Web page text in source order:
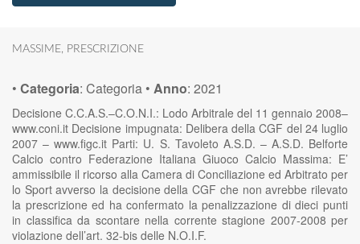
MASSIME, PRESCRIZIONE
• Categoria: Categoria • Anno: 2021
Decisione C.C.A.S.–C.O.N.I.: Lodo Arbitrale del 11 gennaio 2008–
www.coni.it Decisione impugnata: Delibera della CGF del 24 luglio
2007 – www.figc.it Parti: U. S. Tavoleto A.S.D. – A.S.D. Belforte
Calcio contro Federazione Italiana Giuoco Calcio Massima: E’
ammissibile il ricorso alla Camera di Conciliazione ed Arbitrato per
lo Sport avverso la decisione della CGF che non avrebbe rilevato
la prescrizione ed ha confermato la penalizzazione di dieci punti
in classifica da scontare nella corrente stagione 2007-2008 per
violazione dell’art. 32-bis delle N.O.I.F.